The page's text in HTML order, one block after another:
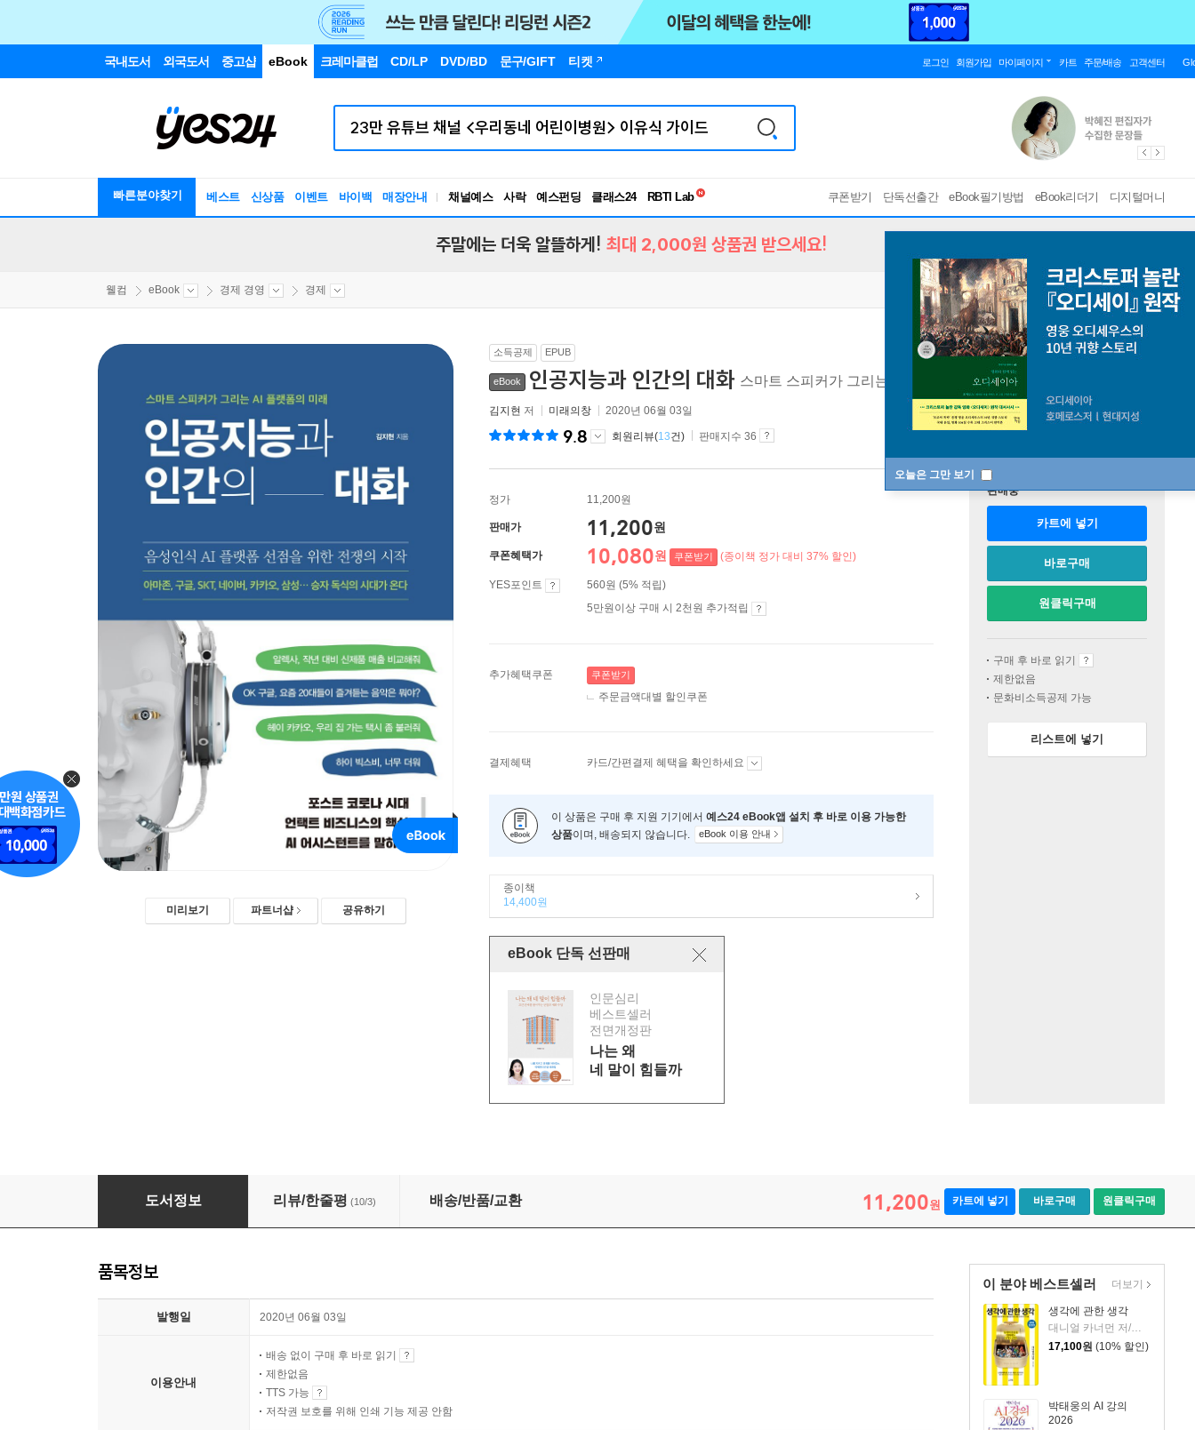
국내도서 외국도서 중고샵 eBook 크레마클럽 CD/LP DVD/BD 문구/GIFT 티켓 로그인 회원가입 마이페이지 카트 주문/배송 고객센터
빠른분야찾기 베스트 신상품 이벤트 바이백 매장안내 채널예스 사락 예스펀딩 클래스24
RBTI Lab
독서유형검사
쿠폰받기 단독선출간 eBook필기방법 eBook리더기 디지털머니
오늘은 그만 보기
주말에는 더욱 알뜰하게! 최대 2,000원 상품권 받으세요!
웰컴 eBook 경제 경영 경제
미리보기 파트너샵 공유하기
소득공제 EPUB
eBook 인공지능과 인간의 대화 스마트 스피커가 그리는 AI 플랫폼의 미래[ EPUB ]
김지현 저 미래의창 2020년 06월 03일
9.8 회원리뷰(13건) 판매지수 36
정가 11,200원
판매가 11,200원
쿠폰혜택가 10,080원 쿠폰받기 (종이책 정가 대비 37% 할인)
YES포인트
560원 (5% 적립)
5만원이상 구매 시 2천원 추가적립
추가혜택쿠폰 쿠폰받기
주문금액대별 할인쿠폰
결제혜택 카드/간편결제 혜택을 확인하세요
이 상품은 구매 후 지원 기기에서 예스24 eBook앱 설치 후 바로 이용 가능한
상품이며, 배송되지 않습니다. eBook 이용 안내
종이책
14,400원
eBook 단독 선판매
인문심리
베스트셀러
전면개정판
나는 왜
네 말이 힘들까
판매중
카트에 넣기
바로구매
원클릭구매
구매 후 바로 읽기
제한없음
문화비소득공제 가능
리스트에 넣기
인공지능과 인간의 대화
도서정보 리뷰/한줄평 (10/3) 배송/반품/교환 11,200원 카트에 넣기 바로구매 원클릭구매
이 분야 베스트셀러
생각에 관한 생각
17,100원 (10% 할인)
박태웅의 AI 강의
2026
더보기
품목정보
발행일 2020년 06월 03일
이용안내
배송 없이 구매 후 바로 읽기
제한없음
TTS 가능
저작권 보호를 위해 인쇄 기능 제공 안함